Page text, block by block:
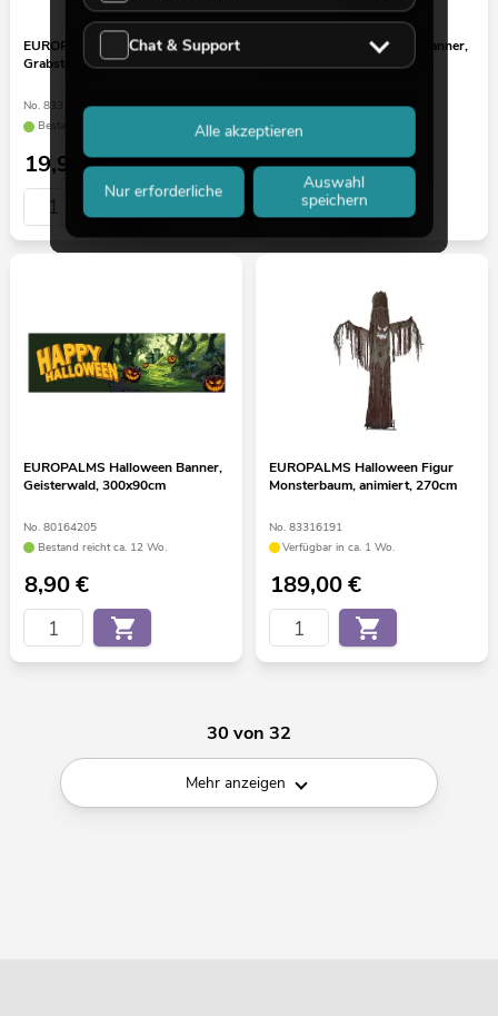
EUROPALMS Halloween
Grabsteinset
No. 83314676
Bestand reicht ca. 6 Wo.
19,90€
EUROPALMS Halloween Banner,
Geisterhaus, 90x180cm
No. 80164202
Bestand reicht ca. 12 Wo.
7,90€
EUROPALMS Halloween Banner,
Geisterwald, 300x90cm
No. 80164205
Bestand reicht ca. 12 Wo.
8,90€
EUROPALMS Halloween Figur
Monsterbaum, animiert, 270cm
No. 83316191
Verfügbar in ca. 1 Wo.
189,00€
30 von 32
Mehr anzeigen
Chat & Support
Nur erforderliche
Auswahl
speichern
Alle akzeptieren